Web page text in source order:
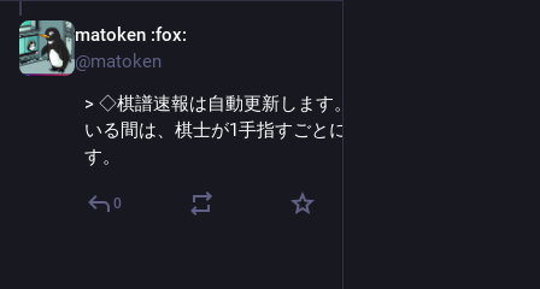
matoken :fox:
@matoken
> ◇棋譜速報は自動更新します。自動更新中 となって
いる間は、棋士が1手指すごとに表示が自動で進みま
す。
0